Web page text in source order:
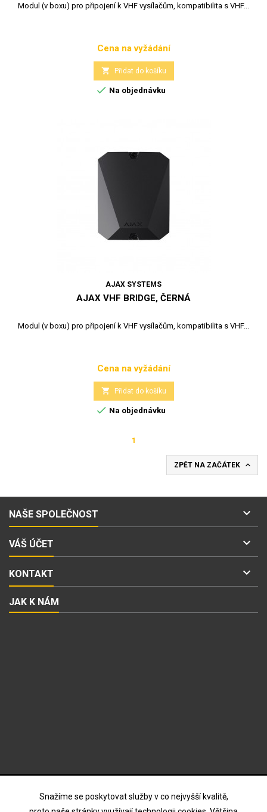
Snažíme se poskytovat služby v co nejvyšší kvalitě,
Modul (v boxu) pro připojení k VHF vysílačům, kompatibilita s VHF...
Cena
Cena na vyžádání
 Přidat do košíku
 Na objednávku
AJAX SYSTEMS
AJAX VHF BRIDGE, ČERNÁ
Modul (v boxu) pro připojení k VHF vysílačům, kompatibilita s VHF...
Cena
Cena na vyžádání
 Přidat do košíku
 Na objednávku
1
ZPĚT NA ZAČÁTEK 
NAŠE SPOLEČNOST 
VÁŠ ÚČET 
KONTAKT 
JAK K NÁM